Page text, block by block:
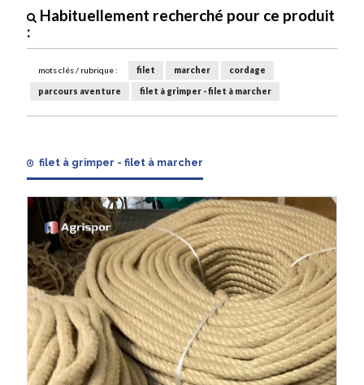
Habituellement recherché pour ce produit
:
mots clés / rubrique : filet marcher cordage
parcours aventure filet à grimper - filet à marcher
filet à grimper - filet à marcher